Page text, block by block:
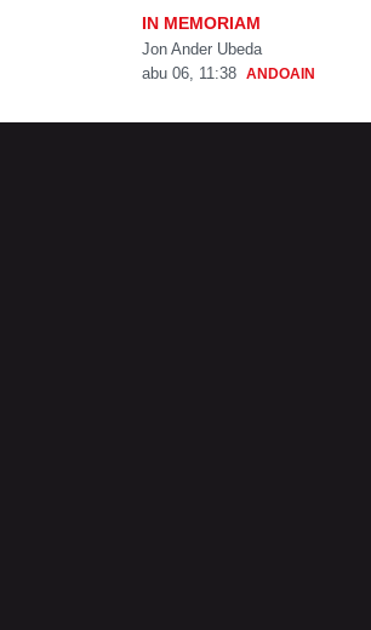
IN MEMORIAM
Jon Ander Ubeda
abu 06, 11:38 ANDOAIN